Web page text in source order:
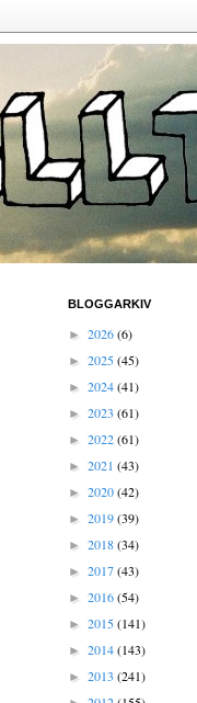
BLOGGARKIV
► 2026(6)
► 2025(45)
► 2024(41)
► 2023 (61)
► 2022(61)
► 2021 (43)
► 2020(42)
► 2019(39)
► 2018(34)
► 2017(43)
► 2016(54)
► 2015(141)
► 2014(143)
► 2013 (241)